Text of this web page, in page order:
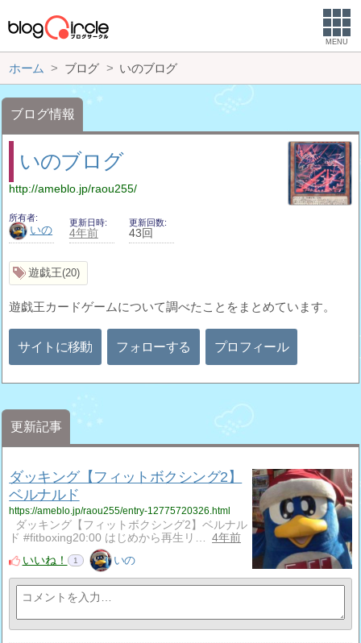
MENU
ホーム ブログ いのブログ
ブログ情報
いのブログ
http://ameblo.jp/raou255/
所有者
いの
更新日時
4年前
更新回数
43回
遊戯王 20
遊戯王カードゲームについて調べたことをまとめています。
サイトに移動 フォローする プロフィール
更新記事
ダッキング【フィットボクシング2】
ベルナルド
https://ameblo.jp/raou255/entry-12775720326.html
ダッキング【フィットボクシング2】ベルナル
ド #fitboxing20:00 はじめから再生リ…
4年前
いいね！
1 いの